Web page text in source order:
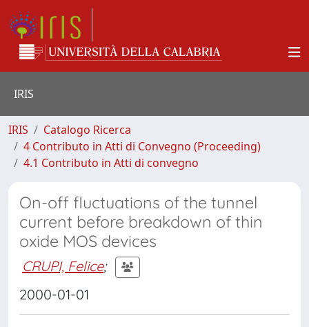
IRIS
IRIS
Catalogo Ricerca
4 Contributo in Atti di Convegno (Proceeding)
4.1 Contributo in Atti di convegno
On-off fluctuations of the tunnel
current before breakdown of thin
oxide MOS devices
CRUPI, Felice;
2000-01-01